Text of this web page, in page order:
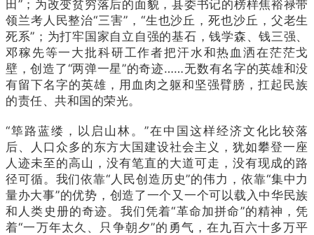
田”；为改变贫穷落后的面貌，县委书记的榜样焦裕禄带
领兰考人民整治“三害”，“生也沙丘，死也沙丘，父老生
死系”；为打牢国家自立自强的基石，钱学森、钱三强、
邓稼先等一大批科研工作者把汗水和热血洒在茫茫戈
壁，创造了“两弹一星”的奇迹……无数有名字的英雄和没
有留下名字的英雄，用血肉之躯和坚强臂膀，扛起民族
的责任、共和国的荣光。
“筚路蓝缕，以启山林。”在中国这样经济文化比较落
后、人口众多的东方大国建设社会主义，犹如攀登一座
人迹未至的高山，没有笔直的大道可走，没有现成的路
径可循。我们依靠“人民创造历史”的伟力，依靠“集中力
量办大事”的优势，创造了一个又一个可以载入中华民族
和人类史册的奇迹。我们凭着“革命加拼命”的精神，凭
着“一万年太久、只争朝夕”的勇气，在九百六十多万平